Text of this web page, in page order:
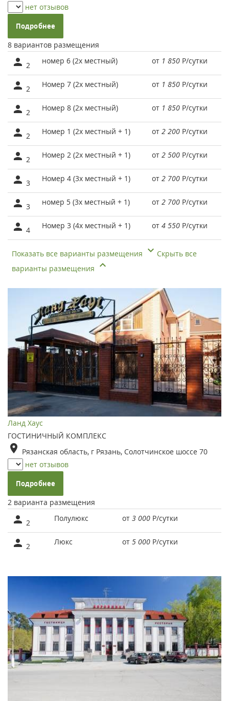
нет отзывов
Подробнее
8 вариантов размещения
2 номер 6 (2х местный) от 1 850 Р/сутки
2 Номер 7 (2х местный) от 1 850 Р/сутки
2 Номер 8 (2х местный) от 1 850 Р/сутки
2 Номер 1 (2х местный + 1) от 2 200 Р/сутки
2 Номер 2 (2х местный + 1) от 2 500 Р/сутки
3 Номер 4 (3х местный + 1) от 2 700 Р/сутки
3 номер 5 (3х местный + 1) от 2 700 Р/сутки
4 Номер 3 (4х местный + 1) от 4 550 Р/сутки
Показать все варианты размещения
Скрыть все
варианты размещения
Ланд Хаус
ГОСТИНИЧНЫЙ КОМПЛЕКС
Рязанская область, г Рязань, Солотчинское шоссе 70
нет отзывов
Подробнее
2 варианта размещения
2 Полулюкс от 3 000 Р/сутки
2 Люкс от 5 000 Р/сутки